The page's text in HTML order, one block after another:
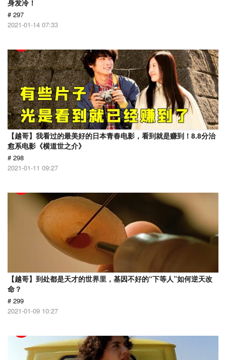
身发冷！
# 297
2021-01-14 07:33
【越哥】我看过的最美好的日本青春电影，看到就是赚到！8.8分治
愈系电影《横道世之介》
# 298
2021-01-11 09:27
【越哥】到处都是天才的世界里，基因不好的“下等人”如何逆天改
命？
# 299
2021-01-09 10:27